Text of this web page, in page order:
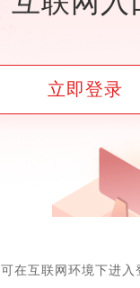
立即登录
可在互联网环境下进入